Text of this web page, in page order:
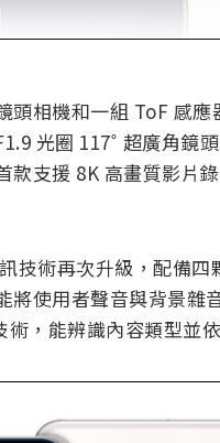
相機和一組 ToF 感
光圈 117˚ 超廣角鏡
支援 8K 高畫質影片
技術再次升級，配備
使用者聲音與背景雜
，能辨識內容類型並